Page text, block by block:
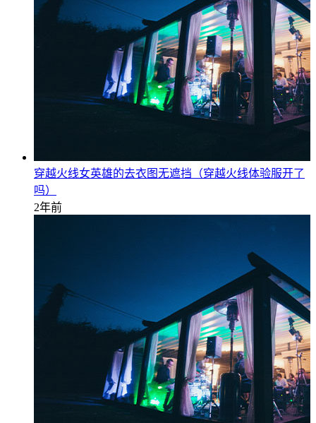
穿越火线女英雄的去衣图无遮挡（穿越火线体验服开了
吗）
2年前